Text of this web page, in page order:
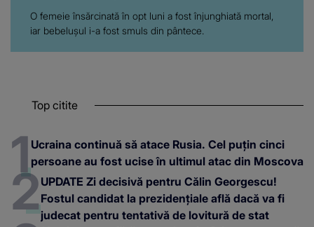
O femeie însărcinată în opt luni a fost înjunghiată mortal,
iar bebelușul i-a fost smuls din pântece.
Top citite
Ucraina continuă să atace Rusia. Cel puțin cinci
persoane au fost ucise în ultimul atac din Moscova
UPDATE Zi decisivă pentru Călin Georgescu!
Fostul candidat la prezidențiale află dacă va fi
judecat pentru tentativă de lovitură de stat